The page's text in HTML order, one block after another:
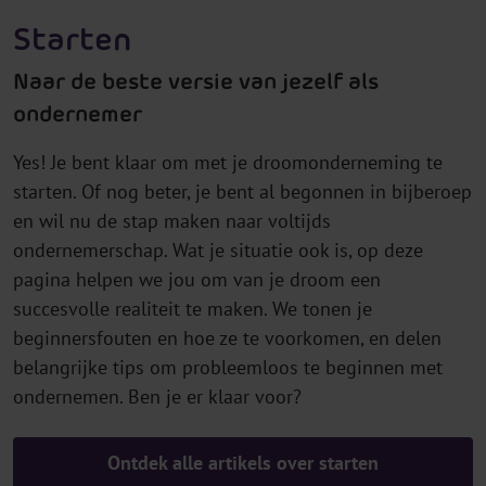
Starten
Naar de beste versie van jezelf als
ondernemer
Yes! Je bent klaar om met je droomonderneming te
starten. Of nog beter, je bent al begonnen in bijberoep
en wil nu de stap maken naar voltijds
ondernemerschap. Wat je situatie ook is, op deze
pagina helpen we jou om van je droom een
succesvolle realiteit te maken. We tonen je
beginnersfouten en hoe ze te voorkomen, en delen
belangrijke tips om probleemloos te beginnen met
ondernemen. Ben je er klaar voor?
Ontdek alle artikels over starten